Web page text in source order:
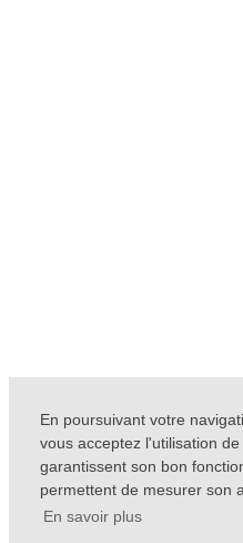
En poursuivant votre
vous acceptez l'utilisation
garantissent son bon
permettent de mesurer son
En savoir plus